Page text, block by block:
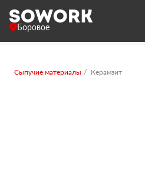
Боровое
Сыпучие материалы Керамзит